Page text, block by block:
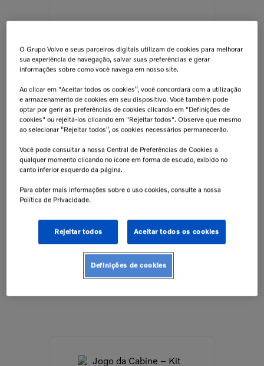
Jogo Da Cabine - Kit Da Suspensão
Dianteira Para Caminhões Volvo -
23548314
O Grupo Volvo e seus parceiros digitais utilizam de cookies para melhorar
sua experiência de navegação, salvar suas preferências e gerar
informações sobre como você navega em nosso site.
Ao clicar em "Aceitar todos os cookies”, você concordará com a utilização
e armazenamento de cookies em seu dispositivo. Você também pode
optar por gerir as preferências de cookies clicando em "Definições de
cookies" ou rejeitá-los clicando em "Rejeitar todos". Observe que mesmo
ao selecionar “Rejeitar todos”, os cookies necessários permanecerão.
Você pode consultar a nossa Central de Preferências de Cookies a
qualquer momento clicando no ícone em forma de escudo, exibido no
canto inferior esquerdo da página.
Para obter mais informações sobre o uso cookies, consulte a nossa
Política de Privacidade.
Rejeitar todos Aceitar todos os cookies
Definições de cookies